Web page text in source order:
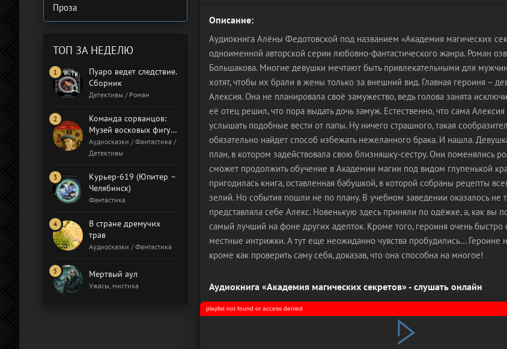
Описание:
Аудиокнига Алёны Федотовской под названием «Академия магических
одноименной авторской серии любовно-фантастического жанра. Роман
Большакова. Многие девушки мечтают быть привлекательными для
хотят, чтобы их брали в жены только за внешний вид. Главная героиня –
Алексия. Она не планировала своё замужество, ведь голова занята
её отец решил, что пора выдать дочь замуж. Естественно, что сама
услышать подобные вести от папы. Ну ничего страшного, такая
обязательно найдет способ избежать нежеланного брака. И нашла.
план, в котором задействовала свою близняшку-сестру. Они поменялись
сможет продолжить обучение в Академии магии под видом глупенькой
пригодилась книга, оставленная бабушкой, в которой собраны рецепты
зелий. Но события пошли не по плану. В учебном заведении оказалось не
представляла себе Алекс. Новенькую здесь приняли по одёжке, а, как вы
самый лучший на фоне других адепток. Кроме того, героиня очень быстро
местные интрижки. А тут еще неожиданно чувства пробудились… Героине
кроме как проверить саму себя, доказав, что она способна на многое!
Аудиокнига «Академия магических секретов» - слушать онлайн
playlist not found or access denied
Проза
ТОП ЗА НЕДЕЛЮ
Пуаро ведет следствие.
Сборник
Детективы / Роман
Команда сорванцов:
Музей восковых фигур.
Бал газовщиков
Аудиосказки / Фантастика /
Детективы
Курьер-619 (Юпитер –
Челябинск)
Фантастика
В стране дремучих
трав
Аудиосказки / Фантастика
Мертвый аул
Ужасы, мистика